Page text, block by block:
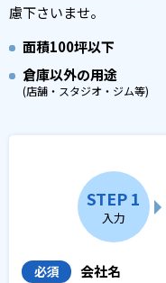
慮下さいませ。
面積100坪以下
倉庫以外の用途
(店舗・スタジオ・ジム等)
STEP 1
入力
必須 会社名